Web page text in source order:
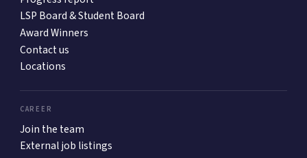
LSP Board & Student Board
Award Winners
Contact us
Locations
CAREER
Join the team
External job listings